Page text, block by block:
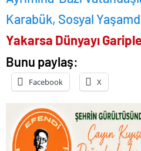
Karabük, Sosyal
Yakarsa Dünyayı
Bunu paylaş:
Facebook X